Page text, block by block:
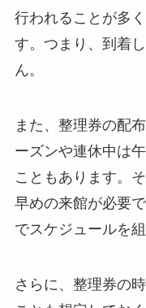
行われることが多
す。つまり、到着
ん。
また、整理券の配
ーズンや連休中は
こともあります。
早めの来館が必要
でスケジュールを
さらに、整理券の